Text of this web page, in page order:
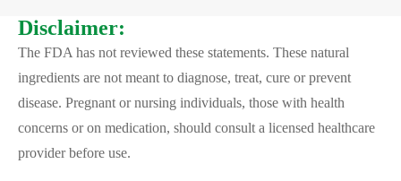
Disclaimer:
The FDA has not reviewed these statements. These natural
ingredients are not meant to diagnose, treat, cure or prevent
disease. Pregnant or nursing individuals, those with health
concerns or on medication, should consult a licensed healthcare
provider before use.